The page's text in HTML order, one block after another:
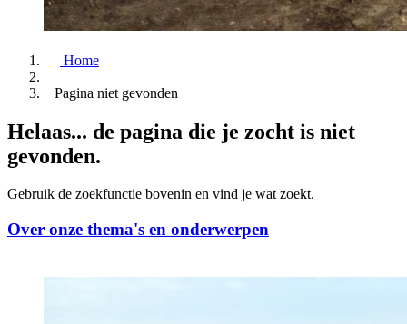
Home
Pagina niet gevonden
Helaas... de pagina die je zocht is niet
gevonden.
Gebruik de zoekfunctie bovenin en vind je wat zoekt.
Over onze thema's en onderwerpen